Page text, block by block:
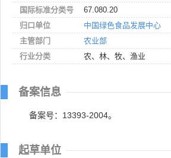
国际标准分类号
67.080.20
归口单位
中国绿色食品发展中心
主管部门
农业部
行业分类
农、林、牧、渔业
备案信息
备案号：13393-2004。
起草单位